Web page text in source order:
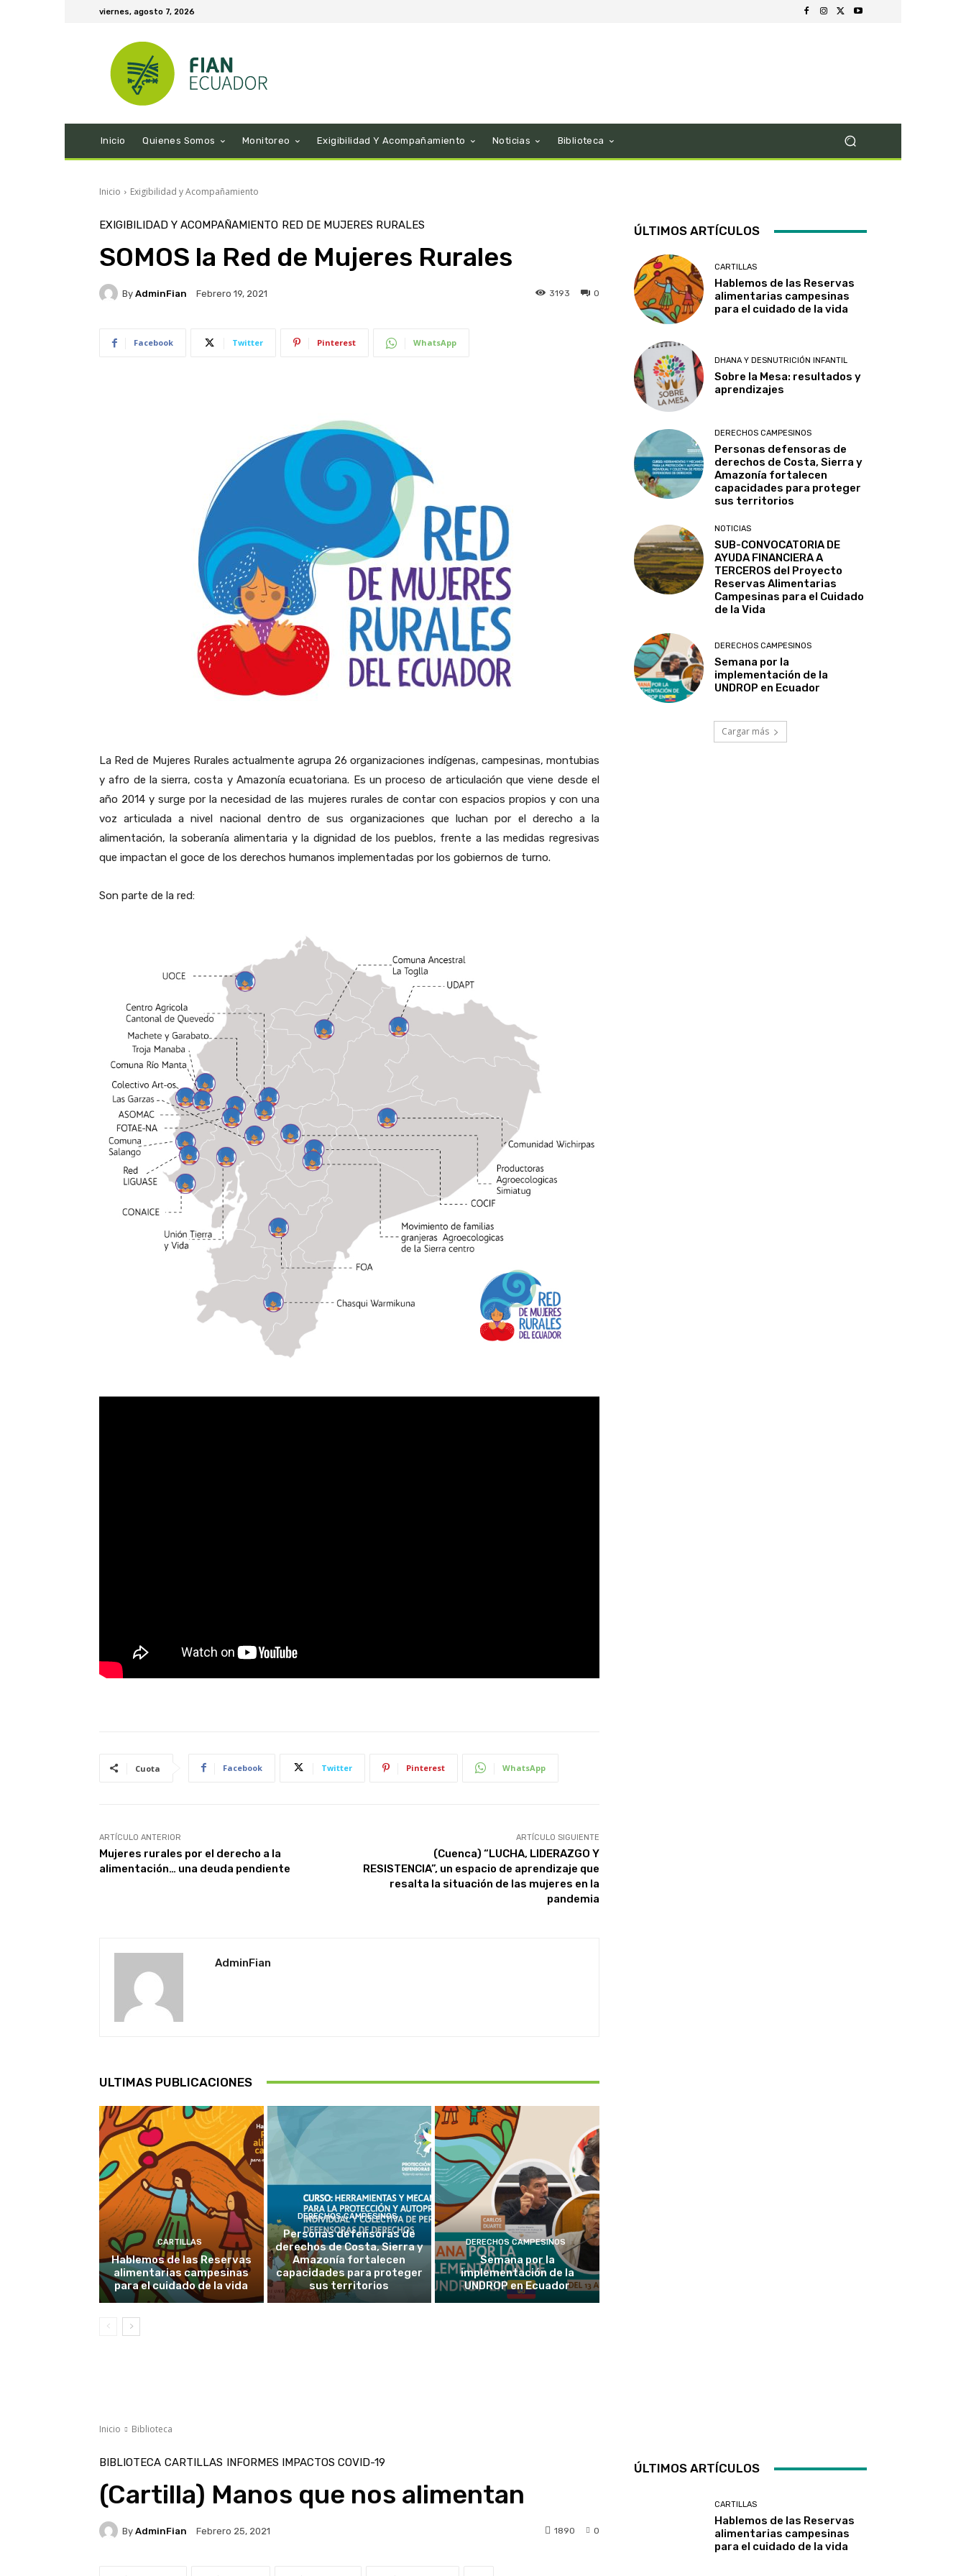
viernes, agosto 7, 2026
Inicio Quienes Somos Monitoreo Exigibilidad Y Acompañamiento Noticias Biblioteca
Inicio Exigibilidad y Acompañamiento
EXIGIBILIDAD Y ACOMPAÑAMIENTO RED DE MUJERES RURALES
SOMOS la Red de Mujeres Rurales
By AdminFian Febrero 19, 2021 0
3193
Facebook Twitter Pinterest WhatsApp
La Red de Mujeres Rurales actualmente agrupa 26 organizaciones indígenas, campesinas, montubias
y afro de la sierra, costa y Amazonía ecuatoriana. Es un proceso de articulación que viene desde el
año 2014 y surge por la necesidad de las mujeres rurales de contar con espacios propios y con una
voz articulada a nivel nacional dentro de sus organizaciones que luchan por el derecho a la
alimentación, la soberanía alimentaria y la dignidad de los pueblos, frente a las medidas regresivas
que impactan el goce de los derechos humanos implementadas por los gobiernos de turno.
Son parte de la red:
Cuota Facebook Twitter Pinterest WhatsApp
ARTÍCULO ANTERIOR
Mujeres rurales por el derecho a la
alimentación… una deuda pendiente
ARTÍCULO SIGUIENTE
(Cuenca) “LUCHA, LIDERAZGO Y
RESISTENCIA”, un espacio de aprendizaje que
resalta la situación de las mujeres en la
pandemia
AdminFian
ULTIMAS PUBLICACIONES
CARTILLAS
Hablemos de las Reservas
alimentarias campesinas
para el cuidado de la vida
DERECHOS CAMPESINOS
Personas defensoras de
derechos de Costa, Sierra y
Amazonía fortalecen
capacidades para proteger
sus territorios
DERECHOS CAMPESINOS
Semana por la
implementación de la
UNDROP en Ecuador
ÚLTIMOS ARTÍCULOS
CARTILLAS
Hablemos de las Reservas
alimentarias campesinas
para el cuidado de la vida
DHANA Y DESNUTRICIÓN INFANTIL
Sobre la Mesa: resultados y
aprendizajes
DERECHOS CAMPESINOS
Personas defensoras de
derechos de Costa, Sierra y
Amazonía fortalecen
capacidades para proteger
sus territorios
NOTICIAS
SUB-CONVOCATORIA DE
AYUDA FINANCIERA A
TERCEROS del Proyecto
Reservas Alimentarias
Campesinas para el Cuidado
de la Vida
DERECHOS CAMPESINOS
Semana por la
implementación de la
UNDROP en Ecuador
Cargar más